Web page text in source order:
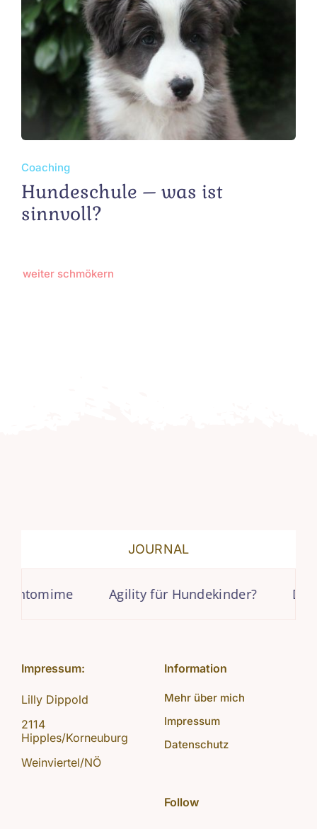
Coaching
Hundeschule – was ist
sinnvoll?
weiter schmökern
JOURNAL
Agility für Hundekinder?
Impressum:
Lilly Dippold
2114
Hipples/Korneuburg
Weinviertel/NÖ
Information
Mehr über mich
Impressum
Datenschutz
Follow